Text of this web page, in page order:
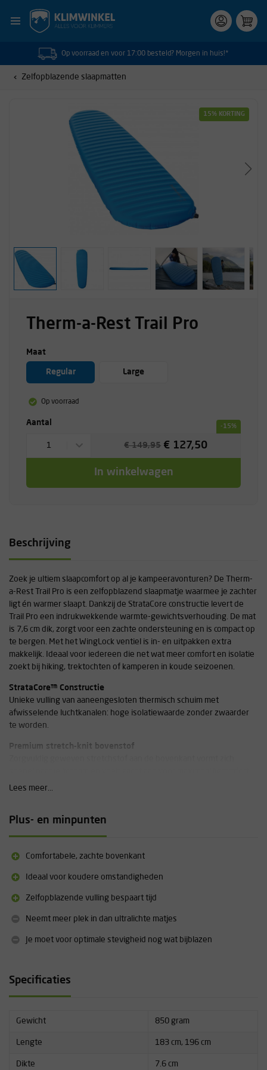
Op voorraad en voor 17:00 besteld? Morgen in huis!*
Zelfopblazende slaapmatten
15% KORTING
Therm-a-Rest Trail Pro
Maat
Regular Large
Op voorraad
Aantal -15%
1 € 149,95 € 127,50
In winkelwagen
Beschrijving
Zoek je ultiem slaapcomfort op al je kampeeravonturen? De Therm-
a-Rest Trail Pro is een zelfopblazend slaapmatje waarmee je zachter
ligt én warmer slaapt. Dankzij de StrataCore constructie levert de
Trail Pro een indrukwekkende warmte-gewichtsverhouding. De mat
is 7,6 cm dik, zorgt voor een zachte ondersteuning en is compact op
te bergen. Met het WingLock ventiel is in- en uitpakken extra
makkelijk. Ideaal voor iedereen die net wat meer comfort en isolatie
zoekt bij hiking, trektochten of kamperen in koude seizoenen.
StrataCore™ Constructie
Unieke vulling van aaneengesloten thermisch schuim met
afwisselende luchtkanalen: hoge isolatiewaarde zonder zwaarder
te worden.
Premium stretch-knit bovenstof
Technische specificaties
R-waarde: 4,4
Maten: Regular (183x51 cm), Large (196x63 cm)
Gewicht: Regular: 0,85 kg, Large: 1,1 kg
Materiaal bovenzijde: 50D polyester knit
Kern: Urethaan schuim
WingLock™ ventiel: snel opblazen/ontluchten;
éénrichtingsventiel
Lees meer...
Plus- en minpunten
Comfortabele, zachte bovenkant
Ideaal voor koudere omstandigheden
Zelfopblazende vulling bespaart tijd
Neemt meer plek in dan ultralichte matjes
Je moet voor optimale stevigheid nog wat bijblazen
Specificaties
Gewicht 850 gram
Lengte 183 cm, 196 cm
Dikte 7.6 cm